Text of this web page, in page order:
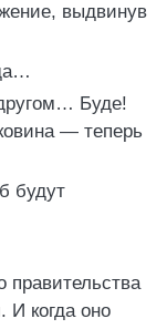
выдвинув
Буде!
— теперь
будут
правительства
И когда оно